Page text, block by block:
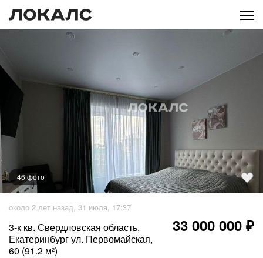
46фото
около 2 лет назад, 31 июля, 17:37
3-к кв. Свердловская область,
Екатеринбург ул. Первомайская,
60 (91.2 м²)
33 000 000 ₽